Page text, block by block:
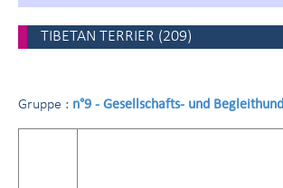
TIBETAN TERRIER (209)
Gruppe : n°9 - Gesellschafts- und